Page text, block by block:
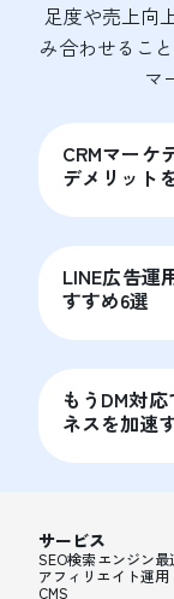
足度や売上向
み合わせるこ
マ
CRMマーケ
デメリット
LINE広告運
すすめ6選
もうDM対
ネスを加速
サービス
SEO検索エンジン最
アフィリエイト運用
CMS